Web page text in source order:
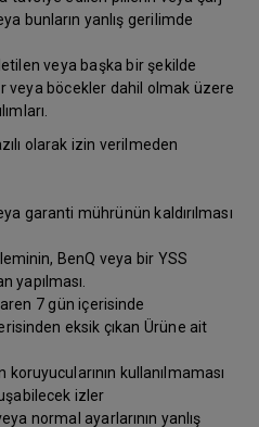
bunların yanlış gerilimde
veya başka bir şekilde
veya böcekler dahil olmak üzere
olarak izin verilmeden
garanti mührünün kaldırılması
BenQ veya bir YSS
yapılması.
7 gün içerisinde
eksik çıkan Ürüne ait
kullanılmaması
izler
normal ayarlarının yanlış